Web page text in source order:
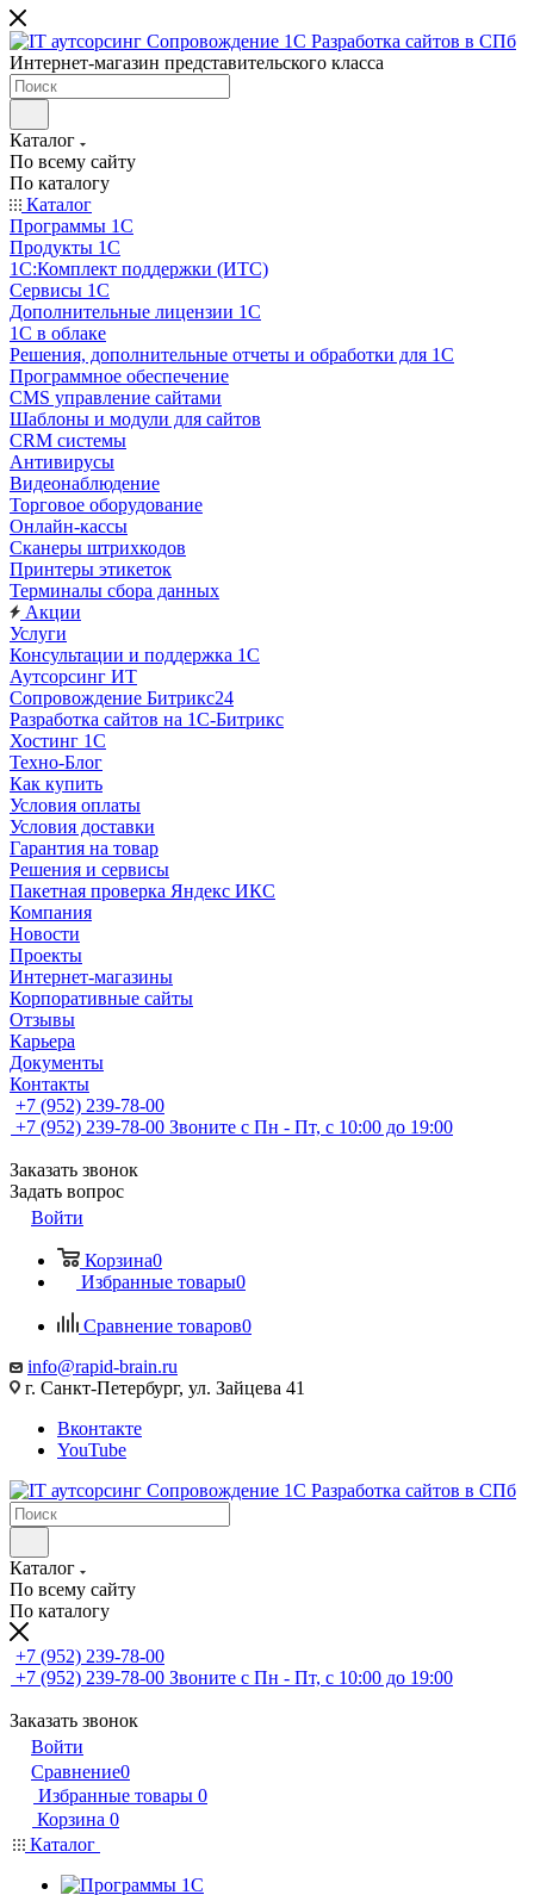
Интернет-магазин представительского класса
Каталог
По всему сайту
По каталогу
Каталог
Программы 1С
Продукты 1С
1С:Комплект поддержки (ИТС)
Сервисы 1С
Дополнительные лицензии 1С
1С в облаке
Решения, дополнительные отчеты и обработки для 1С
Программное обеспечение
CMS управление сайтами
Шаблоны и модули для сайтов
CRM системы
Антивирусы
Видеонаблюдение
Торговое оборудование
Онлайн-кассы
Сканеры штрихкодов
Принтеры этикеток
Терминалы сбора данных
Акции
Услуги
Консультации и поддержка 1C
Аутсорсинг ИТ
Сопровождение Битрикс24
Разработка сайтов на 1С‑Битрикс
Хостинг 1С
Техно-Блог
Как купить
Условия оплаты
Условия доставки
Гарантия на товар
Решения и сервисы
Пакетная проверка Яндекс ИКС
Компания
Новости
Проекты
Интернет-магазины
Корпоративные сайты
Отзывы
Карьера
Документы
Контакты
+7 (952) 239-78-00
+7 (952) 239-78-00 Звоните с Пн - Пт, с 10:00 до 19:00
Заказать звонок
Задать вопрос
Войти
Корзина0
Избранные товары0
Сравнение товаров0
info@rapid-brain.ru
г. Санкт-Петербург, ул. Зайцева 41
Вконтакте
YouTube
Каталог
По всему сайту
По каталогу
+7 (952) 239-78-00
+7 (952) 239-78-00 Звоните с Пн - Пт, с 10:00 до 19:00
Заказать звонок
Войти
Сравнение0
Избранные товары 0
Корзина 0
Каталог